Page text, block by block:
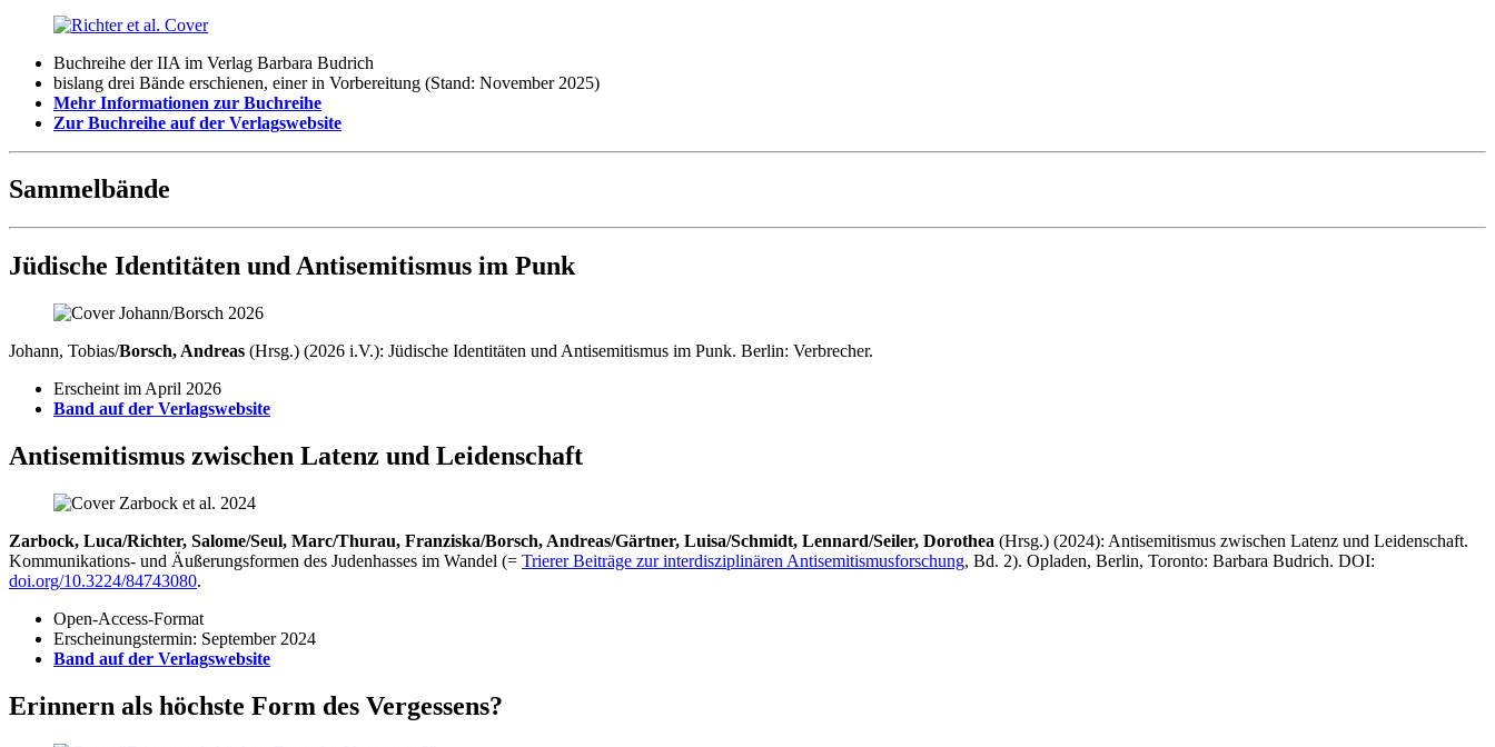
Buchreihe der IIA im Verlag Barbara Budrich
bislang drei Bände erschienen, einer in Vorbereitung (Stand: November 2025)
Mehr Informationen zur Buchreihe
Zur Buchreihe auf der Verlagswebsite
Sammelbände
Jüdische Identitäten und Antisemitismus im Punk
Johann, Tobias/Borsch, Andreas (Hrsg.) (2026 i.V.): Jüdische Identitäten und Antisemitismus im Punk. Berlin: Verbrecher.
Erscheint im April 2026
Band auf der Verlagswebsite
Antisemitismus zwischen Latenz und Leidenschaft
Zarbock, Luca/Richter, Salome/Seul, Marc/Thurau, Franziska/Borsch, Andreas/Gärtner, Luisa/Schmidt, Lennard/Seiler, Dorothea (Hrsg.) (2024): Antisemitismus zwischen Latenz und Leidenschaft.
Kommunikations- und Äußerungsformen des Judenhasses im Wandel (= Trierer Beiträge zur interdisziplinären Antisemitismusforschung, Bd. 2). Opladen, Berlin, Toronto: Barbara Budrich. DOI:
doi.org/10.3224/84743080.
Open-Access-Format
Erscheinungstermin: September 2024
Band auf der Verlagswebsite
Erinnern als höchste Form des Vergessens?